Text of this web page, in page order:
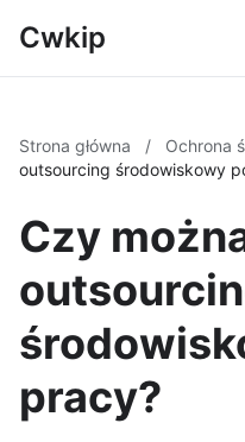
Cwkip
Strona główna / Ochrona
outsourcing środowiskowy
Czy
pracy?